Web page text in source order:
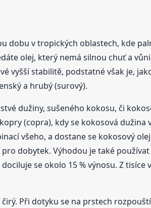
dobu v tropických oblastech, kde
olej, který nemá silnou chuť a
vyšší stabilitě, podstatné však je,
a hrubý (surový).
dužiny, sušeného kokosu, či
(copra), kdy se kokosová dužina
všeho, a dostane se kokosový
dobytek. Výhodou je také
se okolo 15 % výnosu. Z tisíce
Při dotyku se na prstech